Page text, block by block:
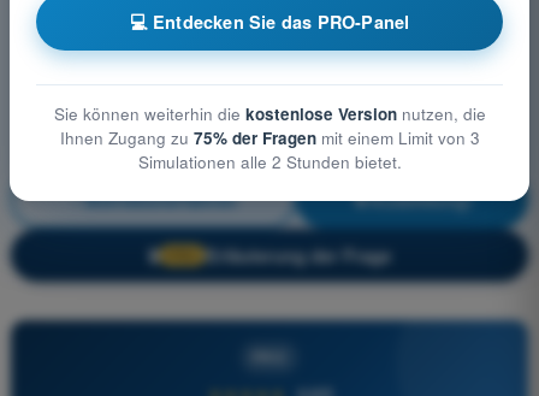
Betriebsverfahren Ausbildung!
🔒 Erläuterung der Frage
💻 Entdecken Sie das PRO-Panel
Sie können weiterhin die kostenlose Versionnutzen, die
Ihnen Zugang zu 75% der Fragenmit einem Limit von 3
Simulationen alle 2 Stunden bietet.